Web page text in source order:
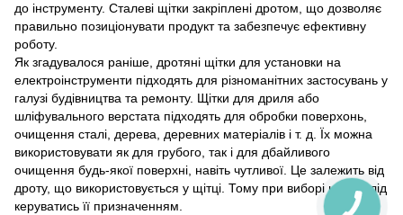
до інструменту. Сталеві щітки закріплені дротом, що дозволяє
правильно позиціонувати продукт та забезпечує ефективну
роботу.
Як згадувалося раніше, дротяні щітки для установки на
електроінструменти підходять для різноманітних застосувань у
галузі будівництва та ремонту. Щітки для дриля або
шліфувального верстата підходять для обробки поверхонь,
очищення сталі, дерева, деревних матеріалів і т. д. Їх можна
використовувати як для грубого, так і для дбайливого
очищення будь-якої поверхні, навіть чутливої. Це залежить від
дроту, що використовується у щітці. Тому при виборі щітки слід
керуватись її призначенням.